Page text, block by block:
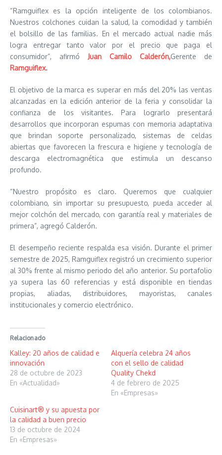
“Ramguiflex es la opción inteligente de los colombianos.
Nuestros colchones cuidan la salud, la comodidad y también
el bolsillo de las familias. En el mercado actual nadie más
logra entregar tanto valor por el precio que paga el
consumidor”, afirmó
Juan Camilo Calderón,Gerente de
Ramguiflex.
El objetivo de la marca es superar en más del 20% las ventas
alcanzadas en la edición anterior de la feria y consolidar la
confianza de los visitantes. Para lograrlo presentará
desarrollos que incorporan espumas con memoria adaptativa
que brindan soporte personalizado, sistemas de celdas
abiertas que favorecen la frescura e higiene y tecnología de
descarga electromagnética que estimula un descanso
profundo.
“Nuestro propósito es claro. Queremos que cualquier
colombiano, sin importar su presupuesto, pueda acceder al
mejor colchón del mercado, con garantía real y materiales de
primera”, agregó Calderón.
El desempeño reciente respalda esa visión. Durante el primer
semestre de 2025, Ramguiflex registró un crecimiento superior
al 30% frente al mismo periodo del año anterior. Su portafolio
ya supera las 60 referencias y está disponible en tiendas
propias, aliadas, distribuidores, mayoristas, canales
institucionales y comercio electrónico.
Relacionado
Kalley: 20 años de calidad e
innovación
28 de octubre de 2023
En «Actualidad»
Alquería celebra 24 años
con el sello de calidad
Quality Chekd
4 de febrero de 2025
En «Empresas»
Cuisinart® y su apuesta por
la calidad a buen precio
13 de octubre de 2024
En «Empresas»